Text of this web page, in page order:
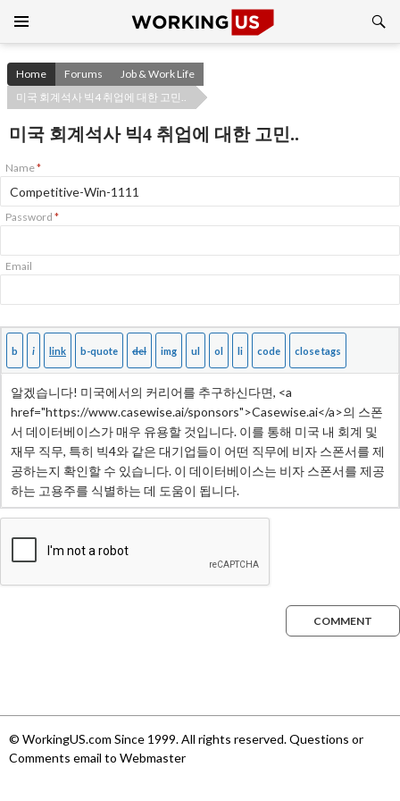
CONTENT
Home Forums
Job & Work Life
미국 회계석사 빅4 취업에 대한 고민..
미국 회계석사 빅4 취업에 대한 고민..
Name*
Password *
Email
COMMENT
© WorkingUS.com Since 1999. All rights reserved. Questions or
Comments email to Webmaster